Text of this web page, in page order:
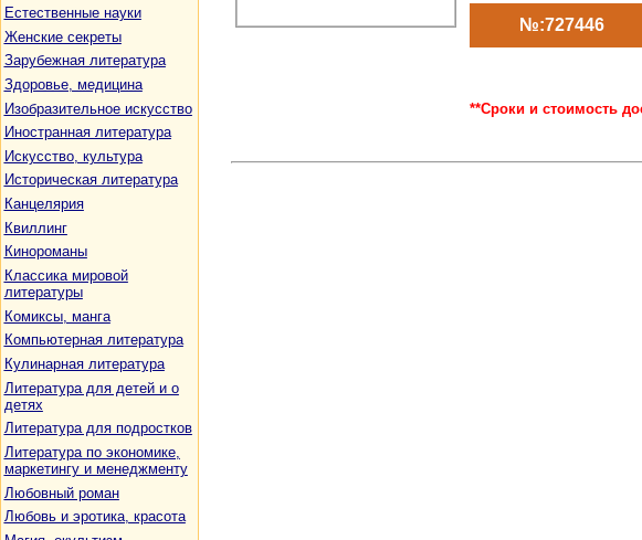
Естественные науки
Женские секреты
Зарубежная литература
Здоровье, медицина
Изобразительное искусство
Иностранная литература
Искусство, культура
Историческая литература
Канцелярия
Квиллинг
Кинороманы
Классика мировой
литературы
Комиксы, манга
Компьютерная литература
Кулинарная литература
Литература для детей и о
детях
Литература для подростков
Литература по экономике,
маркетингу и менеджменту
Любовный роман
Любовь и эротика, красота
№:727446
**Сроки и стоимость